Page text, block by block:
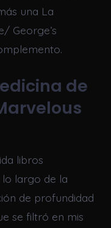
una La
George’s
de
libros
largo de la
de profundidad
se filtró en mis